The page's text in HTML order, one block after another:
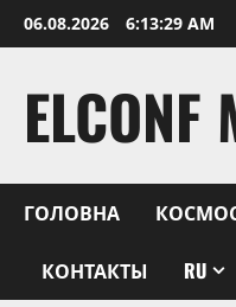
Перейти
к
06.08.2026 6:13:30 AM
ELCONF
ГОЛОВНА
КОНТАКТЫ RU